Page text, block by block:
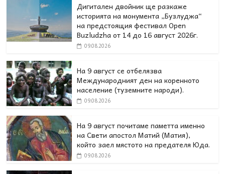
Дигитален двойник ще разкаже
историята на монумента „Бузлуджа“
на предстоящия фестивал Open
Buzludzha от 14 до 16 август 2026г.
09.08.2026
На 9 август се отбелязва
Международният ден на коренното
население (туземните народи).
09.08.2026
На 9 август почитаме паметта именно
на Свети апостол Матий (Матия),
който заел мястото на предателя Юда.
09.08.2026